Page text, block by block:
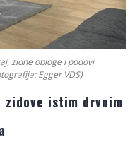
zidne obloge i podovi
Egger VDS)
istim drvnim